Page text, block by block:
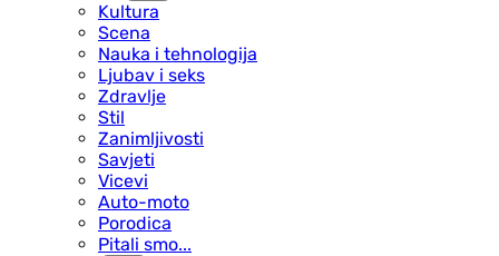
Kultura
Scena
Nauka i tehnologija
Ljubav i seks
Zdravlje
Stil
Zanimljivosti
Savjeti
Vicevi
Auto-moto
Porodica
Pitali smo...